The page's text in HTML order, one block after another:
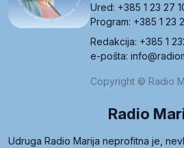
Ured: +385 1 23 27
Program: +385 1 23
Redakcija: +385 1
e-pošta:
Copyright © Radio
Radio
Udruga Radio Marija neprofitna je,